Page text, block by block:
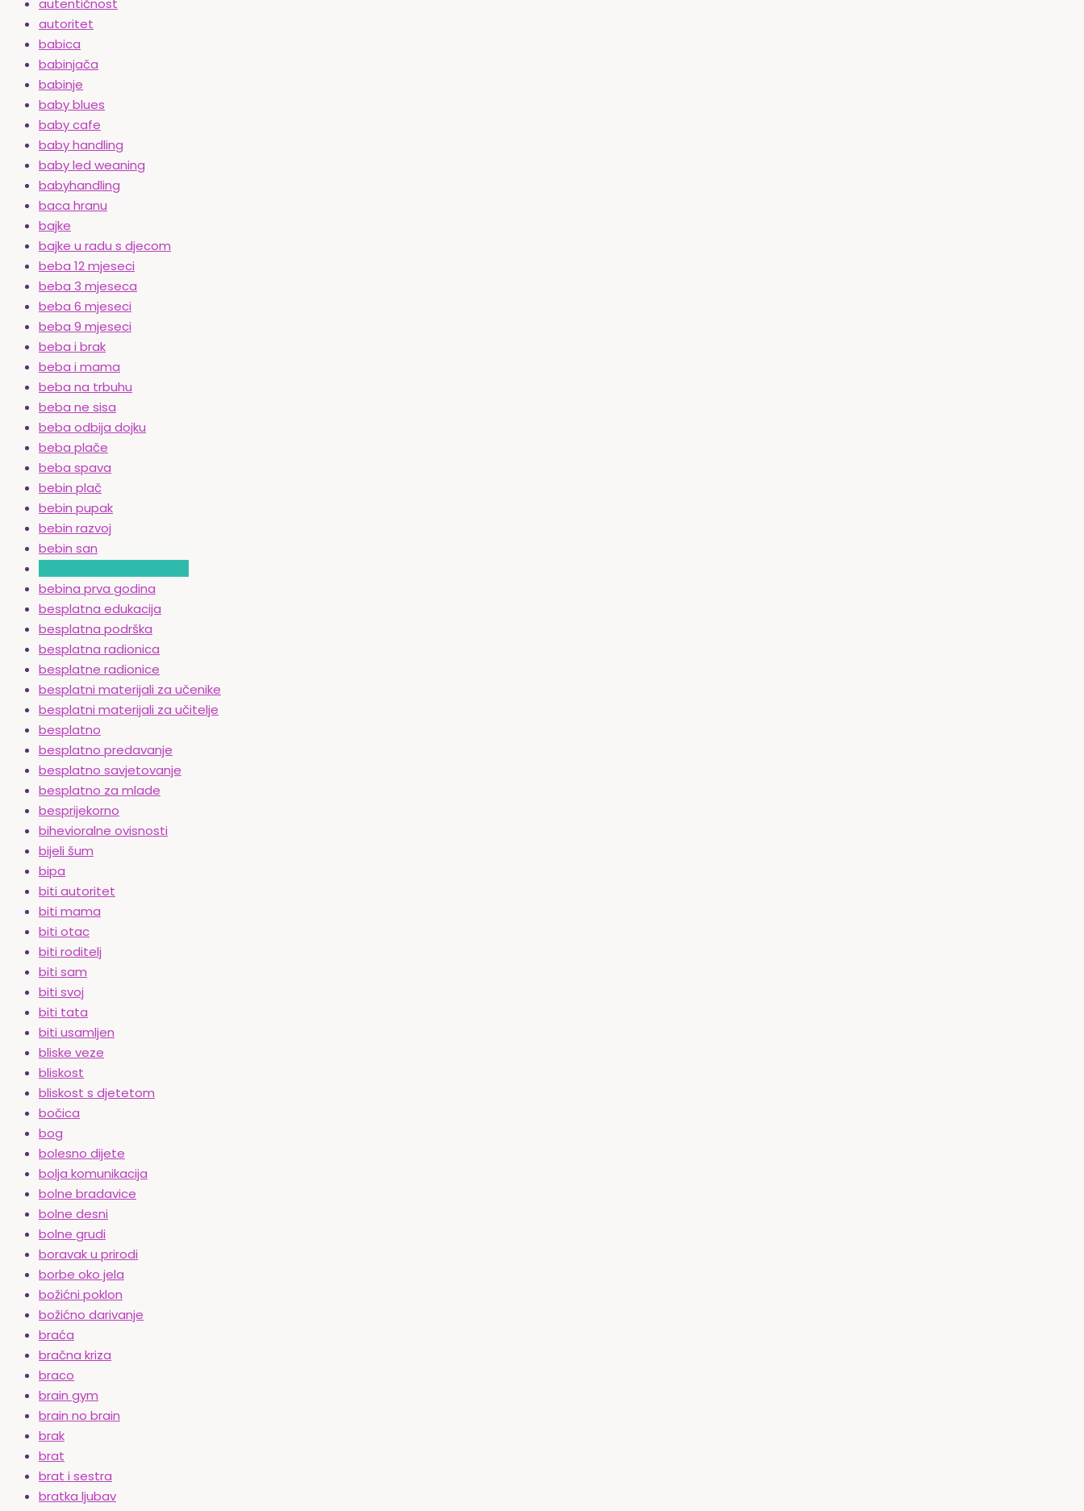
autentičnost
autoritet
babica
babinjača
babinje
baby blues
baby cafe
baby handling
baby led weaning
babyhandling
baca hranu
bajke
bajke u radu s djecom
beba 12 mjeseci
beba 3 mjeseca
beba 6 mjeseci
beba 9 mjeseci
beba i brak
beba i mama
beba na trbuhu
beba ne sisa
beba odbija dojku
beba plače
beba spava
bebin plač
bebin pupak
bebin razvoj
bebin san
bebina prva godina
besplatna edukacija
besplatna podrška
besplatna radionica
besplatne radionice
besplatni materijali za učenike
besplatni materijali za učitelje
besplatno
besplatno predavanje
besplatno savjetovanje
besplatno za mlade
besprijekorno
bihevioralne ovisnosti
bijeli šum
bipa
biti autoritet
biti mama
biti otac
biti roditelj
biti sam
biti svoj
biti tata
biti usamljen
bliske veze
bliskost
bliskost s djetetom
bočica
bog
bolesno dijete
bolja komunikacija
bolne bradavice
bolne desni
bolne grudi
boravak u prirodi
borbe oko jela
božićni poklon
božićno darivanje
braća
bračna kriza
braco
brain gym
brain no brain
brak
brat
brat i sestra
bratka ljubav